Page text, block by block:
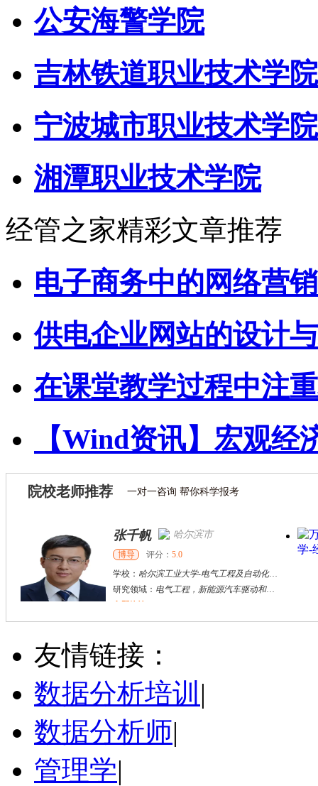
公安海警学院
吉林铁道职业技术学院
宁波城市职业技术学院
湘潭职业技术学院
经管之家精彩文章推荐
电子商务中的网络营
供电企业网站的设计
在课堂教学过程中注
【Wind资讯】宏观经
院校老师推荐 一对一咨询 帮你科学报考
张千帆 哈尔滨市
博导 评分： 5.0
学校： 哈尔滨工业大学-电气工程及自动化学院
研究领域： 电气工程，新能源汽车驱动和充电
何斌锋 苏州市
其他
学校：南京大学
立即咨询
友情链接：
数据分析培训 |
数据分析师|
管理学|